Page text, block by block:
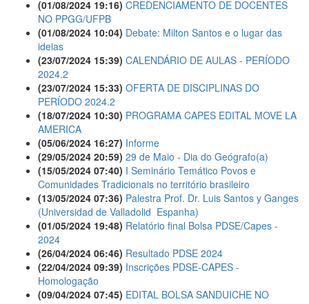
(01/08/2024 19:16) CREDENCIAMENTO DE DOCENTES
NO PPGG/UFPB
(01/08/2024 10:04) Debate: Milton Santos e o lugar das
ideias
(23/07/2024 15:39) CALENDÁRIO DE AULAS - PERÍODO
2024.2
(23/07/2024 15:33) OFERTA DE DISCIPLINAS DO
PERÍODO 2024.2
(18/07/2024 10:30) PROGRAMA CAPES EDITAL MOVE LA
AMERICA
(05/06/2024 16:27) Informe
(29/05/2024 20:59) 29 de Maio - Dia do Geógrafo(a)
(15/05/2024 07:40) I Seminário Temático Povos e
Comunidades Tradicionais no território brasileiro
(13/05/2024 07:36) Palestra Prof. Dr. Luis Santos y Ganges
(Universidad de Valladolid  Espanha)
(01/05/2024 19:48) Relatório final Bolsa PDSE/Capes -
2024
(26/04/2024 06:46) Resultado PDSE 2024
(22/04/2024 09:39) Inscrições PDSE-CAPES -
Homologação
(09/04/2024 07:45) EDITAL BOLSA SANDUICHE NO